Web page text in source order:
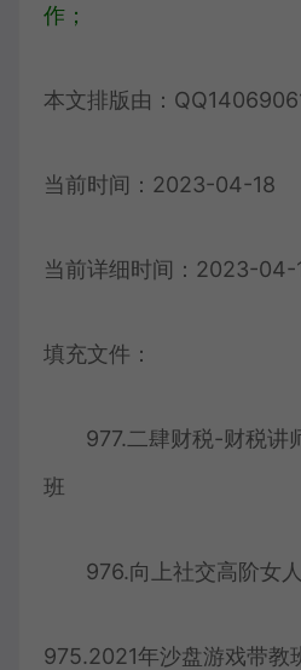
作；
本文排版由：
当前时间：2023-04-18
当前详细时间：2023-04-
填充文件：
977.二肆财税-财税讲
班
976.向上社交高阶女人
975.2021年沙盘游戏带教